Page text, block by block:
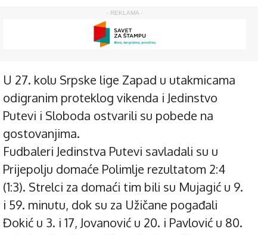
- REKLAMA -
U 27. kolu Srpske lige Zapad u utakmicama
odigranim proteklog vikenda i Jedinstvo
Putevi i Sloboda ostvarili su pobede na
gostovanjima.
Fudbaleri Jedinstva Putevi savladali su u
Prijepolju domaće Polimlje rezultatom 2:4
(1:3). Strelci za domaći tim bili su Mujagić u 9.
i 59. minutu, dok su za Užičane pogađali
Đokić u 3. i 17, Jovanović u 20. i Pavlović u 80.